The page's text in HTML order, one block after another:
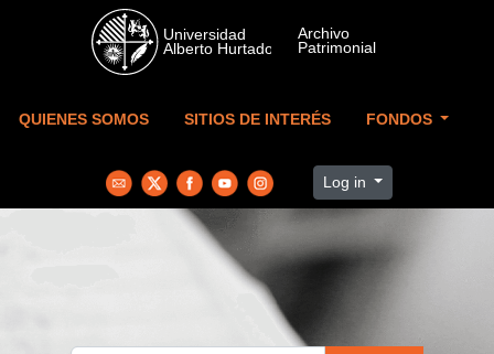
Skip to main content
QUIENES SOMOS SITIOS DE INTERÉS FONDOS
Log in